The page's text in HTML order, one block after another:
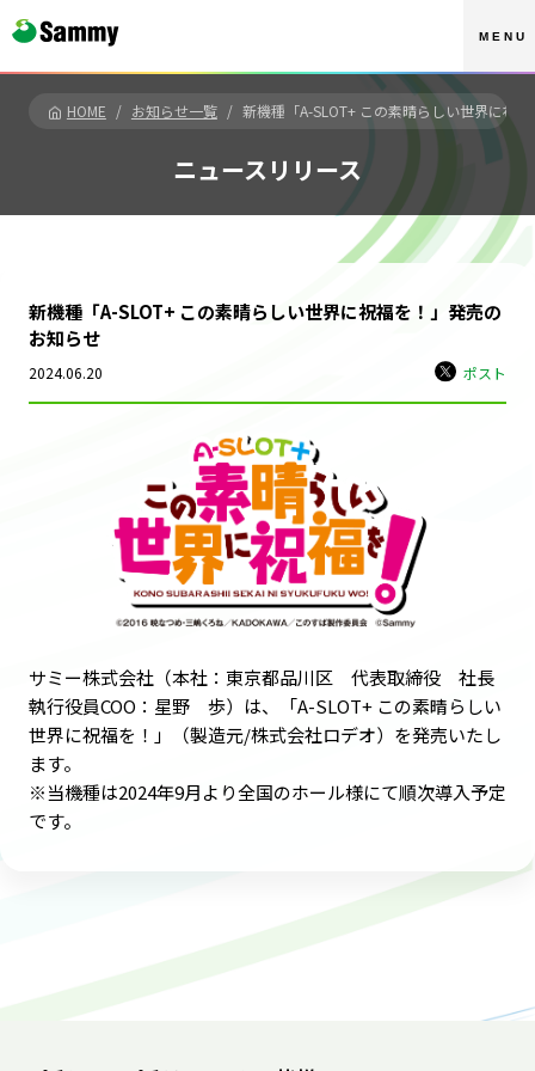
MENU
HOME お知らせ一覧 新機種「A-SLOT+ この素晴らしい世界に祝
ニュースリリース
新機種「A-SLOT+ この素晴らしい世界に祝福を！」発売の
お知らせ
2024.06.20 ポスト
サミー株式会社（本社：東京都品川区 代表取締役 社長
執行役員COO：星野 歩）は、「A-SLOT+ この素晴らしい
世界に祝福を！」（製造元/株式会社ロデオ）を発売いたし
ます。
※当機種は2024年9月より全国のホール様にて順次導入予定
です。